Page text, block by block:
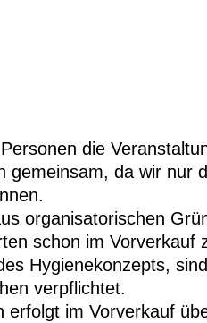
die
gemeinsam, da wir nur
organisatorischen
schon im Vorverkauf
Hygienekonzepts,
verpflichtet.
erfolgt im Vorverkauf